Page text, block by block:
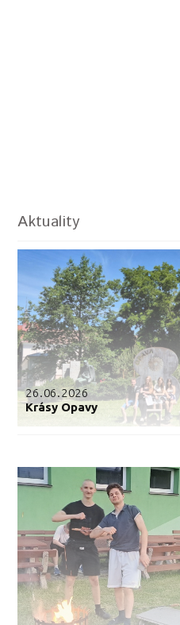
Aktuality
26.06.2026
Krásy Opavy